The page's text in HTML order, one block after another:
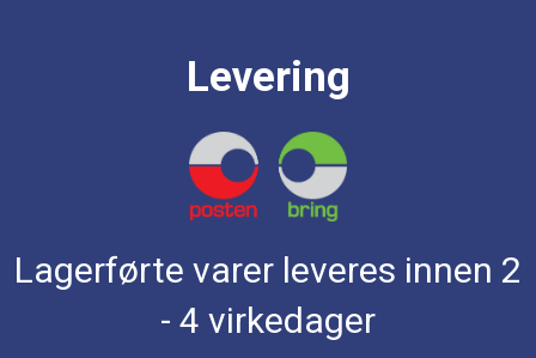
Levering
Lagerførte varer leveres innen 2
- 4 virkedager